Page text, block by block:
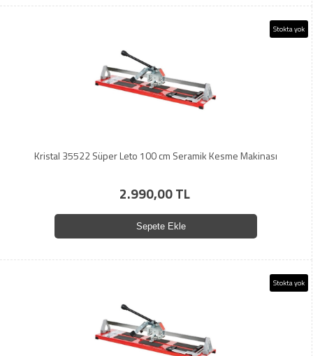
Stokta yok
Kristal 35522 Süper Leto 100 cm Seramik Kesme Makinası
2.990,00 TL
Sepete Ekle
Stokta yok